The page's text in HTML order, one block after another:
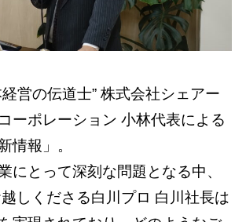
営の伝道士” 株式会社シェアー
ーポレーション 小林代表による
情報」。
にとって深刻な問題となる中、
しくださる白川プロ 白川社長は